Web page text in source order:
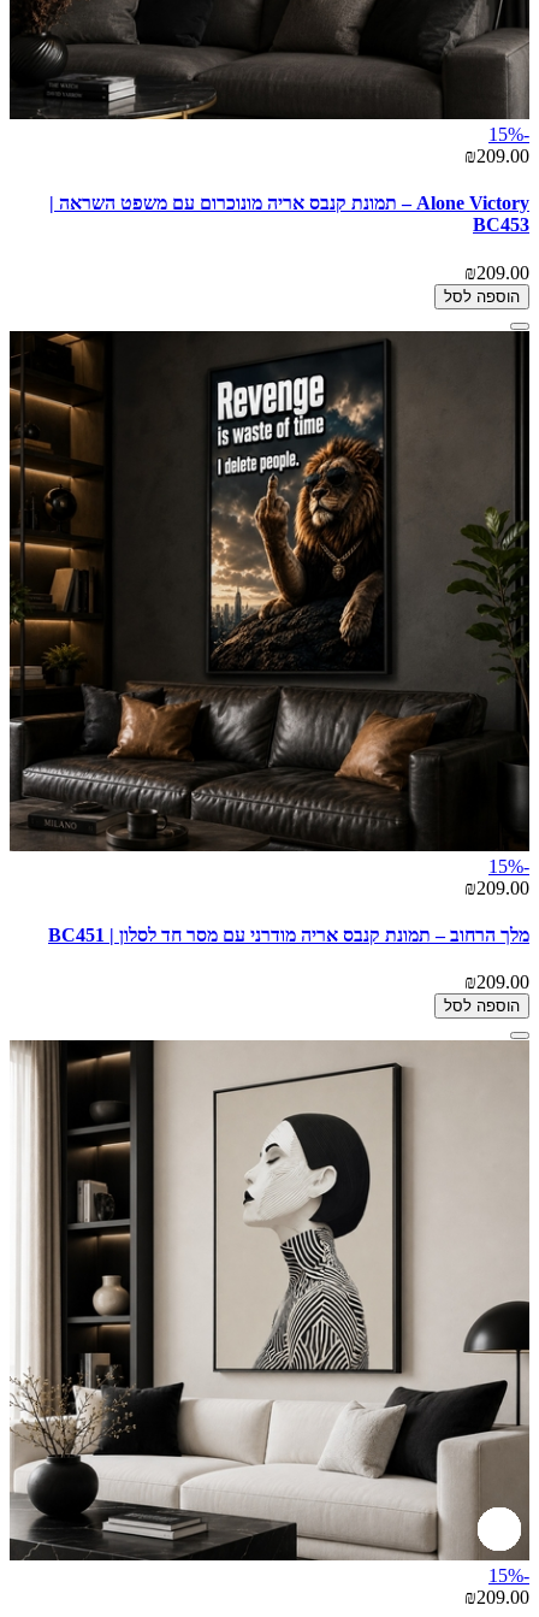
-15%
₪209.00
Alone Victory – תמונת קנבס אריה מונוכרום עם משפט השראה |
BC453
₪209.00
הוספה לסל
-15%
₪209.00
מלך הרחוב – תמונת קנבס אריה מודרני עם מסר חד לסלון | BC451
₪209.00
הוספה לסל
-15%
₪209.00